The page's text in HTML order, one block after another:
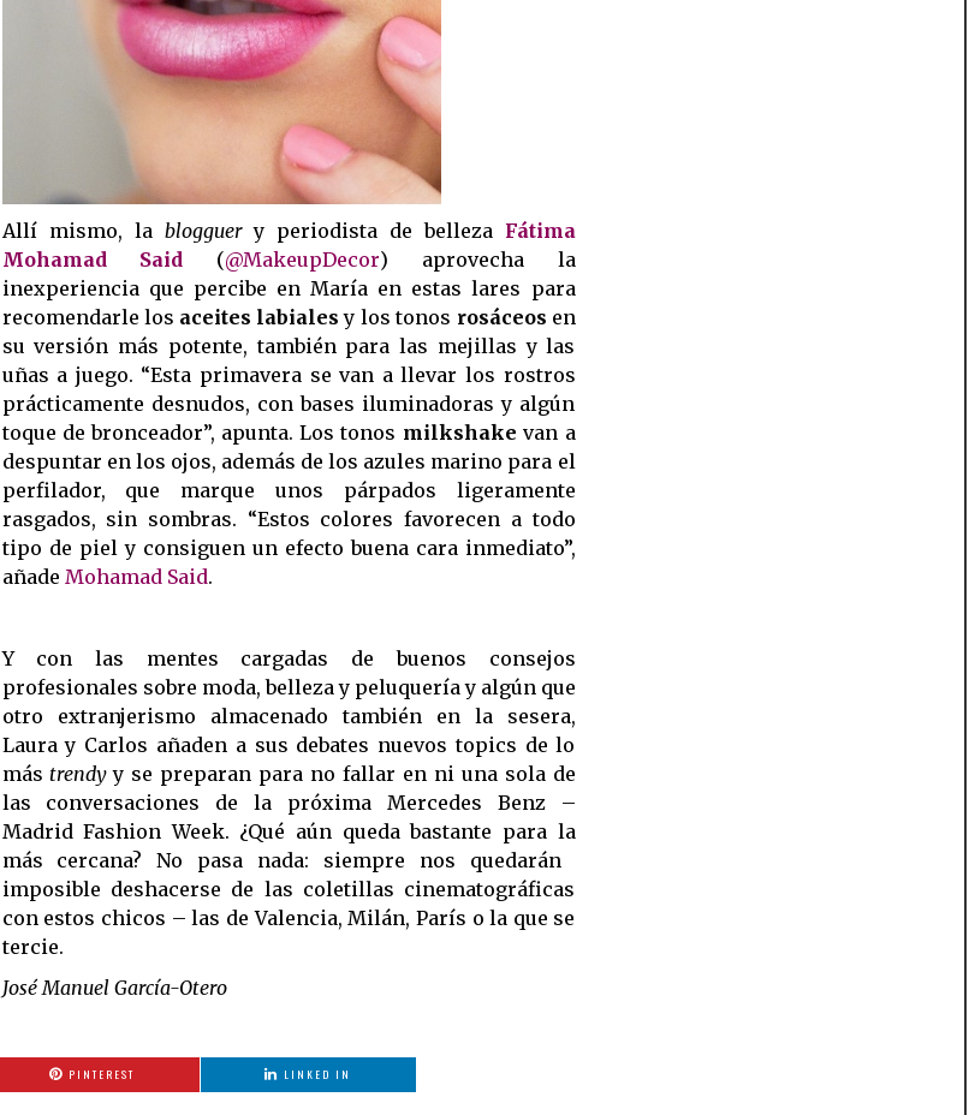
Allí mismo, la blogguery periodista de belleza Fátima
Mohamad Said(@MakeupDecor) aprovecha la
inexperiencia que percibe en María en estas lares para
recomendarle los aceites labiales y los tonos rosáceos en
su versión más potente, también para las mejillas y las
uñas a juego. “Esta primavera se van a llevar los rostros
prácticamente desnudos, con bases iluminadoras y algún
toque de bronceador”, apunta. Los tonos  milkshake  van a
despuntar en los ojos, además de los azules marino para el
perfilador, que marque unos párpados ligeramente
rasgados, sin sombras. “Estos colores favorecen a todo
tipo de piel y consiguen un efecto buena cara inmediato”,
añade Mohamad Said.
Y con las mentes cargadas de buenos consejos
profesionales sobre moda, belleza y peluquería y algún que
otro extranjerismo almacenado también en la sesera,
Laura y Carlos añaden a sus debates nuevos topics de lo
más trendyy se preparan para no fallar en ni una sola de
las conversaciones de la próxima Mercedes Benz –
Madrid Fashion Week. ¿Qué aún queda bastante para la
más cercana? No pasa nada: siempre nos quedarán 
imposible deshacerse de las coletillas cinematográficas
con estos chicos – las de Valencia, Milán, París o la que se
tercie.
José Manuel García-Otero
PINTEREST LINKED IN